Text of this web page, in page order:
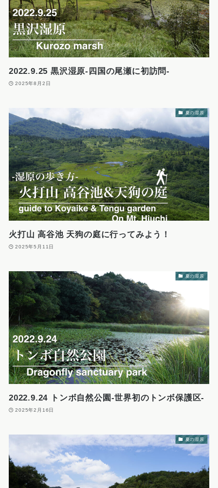
2022.9.25 黒沢湿原-四国の尾瀬に初訪問-
2025年8月2日
夏の湿原
火打山 高谷池 天狗の庭に行ってみよう！
2025年5月11日
夏の湿原
2022.9.24 トンボ自然公園-世界初のトンボ保護区-
2025年2月16日
夏の湿原